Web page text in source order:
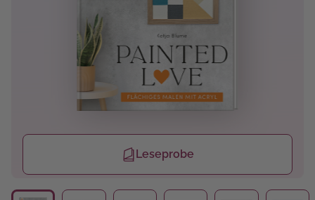
Leseprobe